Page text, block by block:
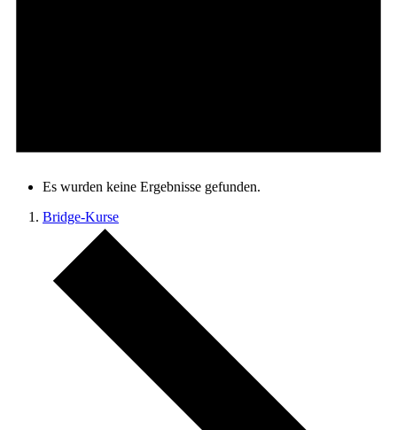
Es wurden keine Ergebnisse gefunden.
Bridge-Kurse